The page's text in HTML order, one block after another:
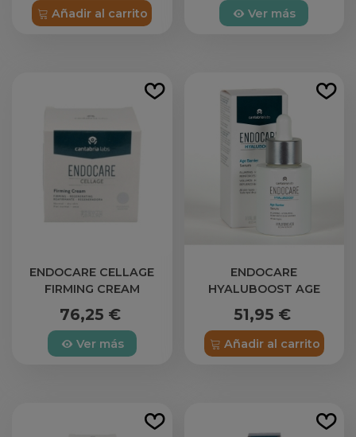
Añadir al carrito
ML
Ver más
ENDOCARE CELLAGE
FIRMING CREAM
REAFIRMANTE
REGENERADORA 1
ENVASE 50 ML
76,25 €
Ver más
ENDOCARE
HYALUBOOST AGE
BARRIER SERUM 1
ENVASE 30 ML
51,95 €
Añadir al carrito